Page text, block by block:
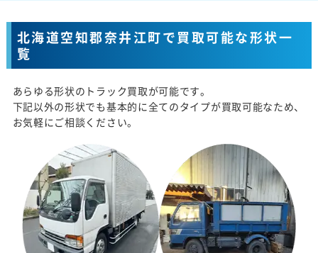
北海道空知郡奈井江町で買取可能な形状一
覧
あらゆる形状のトラック買取が可能です。
下記以外の形状でも基本的に全てのタイプが買取可能なため、
お気軽にご相談ください。